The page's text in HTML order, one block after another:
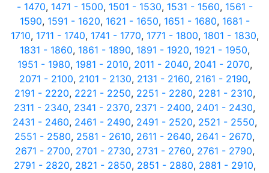
- 1470, 1471 - 1500, 1501 - 1530, 1531 - 1560, 1561 -
1590, 1591 - 1620, 1621 - 1650, 1651 - 1680, 1681 -
1710, 1711 - 1740, 1741 - 1770, 1771 - 1800, 1801 - 1830,
1831 - 1860, 1861 - 1890, 1891 - 1920, 1921 - 1950,
1951 - 1980, 1981 - 2010, 2011 - 2040, 2041 - 2070,
2071 - 2100, 2101 - 2130, 2131 - 2160, 2161 - 2190,
2191 - 2220, 2221 - 2250, 2251 - 2280, 2281 - 2310,
2311 - 2340, 2341 - 2370, 2371 - 2400, 2401 - 2430,
2431 - 2460, 2461 - 2490, 2491 - 2520, 2521 - 2550,
2551 - 2580, 2581 - 2610, 2611 - 2640, 2641 - 2670,
2671 - 2700, 2701 - 2730, 2731 - 2760, 2761 - 2790,
2791 - 2820, 2821 - 2850, 2851 - 2880, 2881 - 2910,